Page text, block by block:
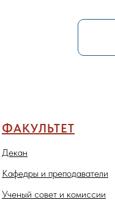
ФАКУЛЬТЕТ
Декан
Кафедры и преподаватели
Ученый совет и комиссии